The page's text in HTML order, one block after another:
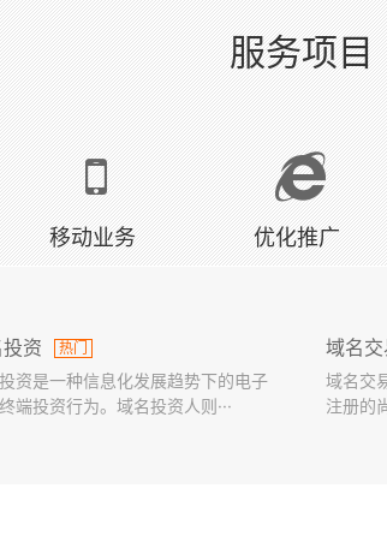
服务项目
移动业务 优化推广
资 热门
资是一种信息化发展趋势下的电子
端投资行为。域名投资人则···
域名交
域名交
注册的